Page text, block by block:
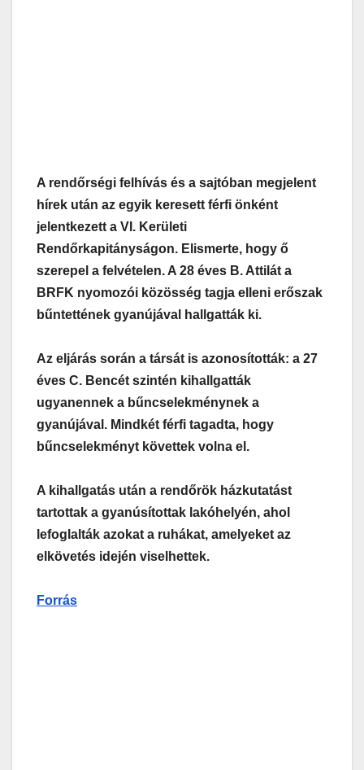
A rendőrségi felhívás és a sajtóban megjelent
hírek után az egyik keresett férfi önként
jelentkezett a VI. Kerületi
Rendőrkapitányságon. Elismerte, hogy ő
szerepel a felvételen. A 28 éves B. Attilát a
BRFK nyomozói közösség tagja elleni erőszak
bűntettének gyanújával hallgatták ki.
Az eljárás során a társát is azonosították: a 27
éves C. Bencét szintén kihallgatták
ugyanennek a bűncselekménynek a
gyanújával. Mindkét férfi tagadta, hogy
bűncselekményt követtek volna el.
A kihallgatás után a rendőrök házkutatást
tartottak a gyanúsítottak lakóhelyén, ahol
lefoglalták azokat a ruhákat, amelyeket az
elkövetés idején viselhettek.
Forrás